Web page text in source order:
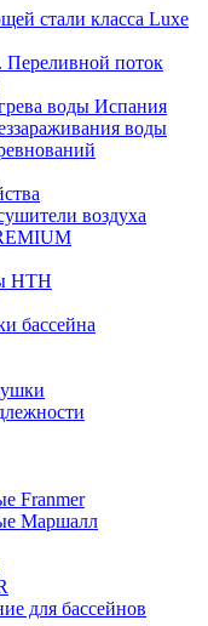
стали класса Luxe
поток
воды Испания
воды
воздуха
HTH
бассейна
Franmer
Маршалл
для бассейнов